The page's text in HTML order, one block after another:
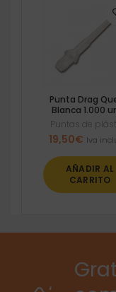
Punta Drag
Blanca 1.000
Puntas de
19,50€ Iva
AÑADIR AL
CARRITO